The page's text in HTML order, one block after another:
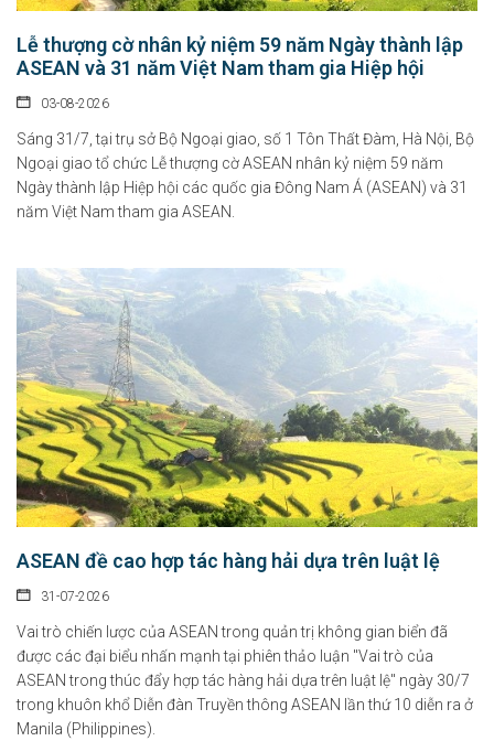
Lễ thượng cờ nhân kỷ niệm 59 năm Ngày thành lập
ASEAN và 31 năm Việt Nam tham gia Hiệp hội
03-08-2026
Sáng 31/7, tại trụ sở Bộ Ngoại giao, số 1 Tôn Thất Đàm, Hà Nội, Bộ
Ngoại giao tổ chức Lễ thượng cờ ASEAN nhân kỷ niệm 59 năm
Ngày thành lập Hiệp hội các quốc gia Đông Nam Á (ASEAN) và 31
năm Việt Nam tham gia ASEAN.
ASEAN đề cao hợp tác hàng hải dựa trên luật lệ
31-07-2026
Vai trò chiến lược của ASEAN trong quản trị không gian biển đã
được các đại biểu nhấn mạnh tại phiên thảo luận "Vai trò của
ASEAN trong thúc đẩy hợp tác hàng hải dựa trên luật lệ" ngày 30/7
trong khuôn khổ Diễn đàn Truyền thông ASEAN lần thứ 10 diễn ra ở
Manila (Philippines).